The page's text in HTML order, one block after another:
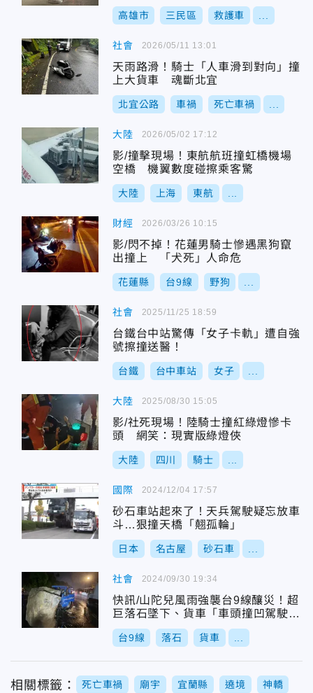
高雄市 三民區 救護車
社會
天雨路滑！騎士「人車滑到對向」撞
上大貨車 魂斷北宜
北宜公路 車禍 死亡車禍
2026/05/11 13:01
大陸
影/撞擊現場！東航航班撞虹橋機場
空橋 機翼數度碰擦乘客驚
大陸 上海 東航
2026/05/02 17:12
財經
影/閃不掉！花蓮男騎士慘遇黑狗竄
出撞上 「犬死」人命危
花蓮縣 台9線 野狗
2026/03/26 10:15
社會
台鐵台中站驚傳「女子卡軌」遭自強
號擦撞送醫！
台鐵 台中車站 女子
2025/11/25 18:59
大陸
影/社死現場！陸騎士撞紅綠燈慘卡
頭 網笑：現實版綠燈俠
大陸 四川 騎士
2025/08/30 15:05
國際
砂石車站起來了！天兵駕駛疑忘放車
斗…狠撞天橋「翹孤輪」
日本 名古屋 砂石車
2024/12/04 17:57
社會
快訊/山陀兒風雨強襲台9線釀災！超
巨落石墜下、貨車「車頭撞凹駕駛受
困」
台9線 落石 貨車
2024/09/30 19:34
相關標籤： 死亡車禍 廟宇 宜蘭縣 遶境 神轎